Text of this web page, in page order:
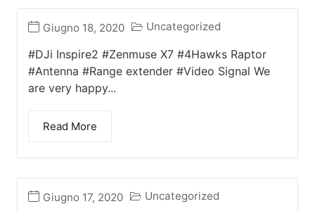
Giugno 18, 2020 Uncategorized
#DJi Inspire2 #Zenmuse X7 #4Hawks Raptor
#Antenna #Range extender #Video Signal We
are very happy...
Read More
Giugno 17, 2020 Uncategorized